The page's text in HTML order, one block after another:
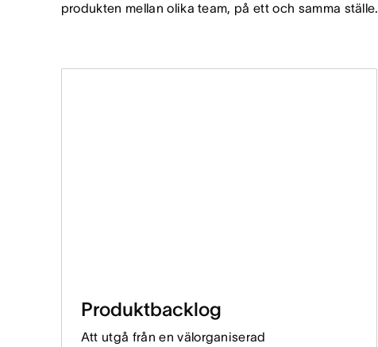
produkten mellan olika team, på ett och samma ställe.
Produktbacklog
Att utgå från en välorganiserad